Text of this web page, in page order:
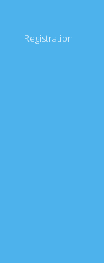
Registration